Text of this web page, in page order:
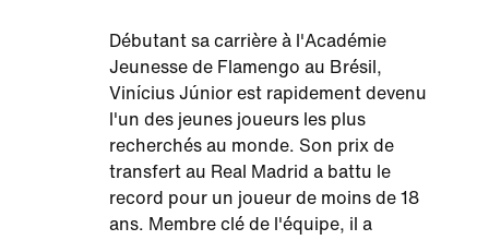
Débutant sa carrière à l'Académie
Jeunesse de Flamengo au Brésil,
Vinícius Júnior est rapidement devenu
l'un des jeunes joueurs les plus
recherchés au monde. Son prix de
transfert au Real Madrid a battu le
record pour un joueur de moins de 18
ans. Membre clé de l'équipe, il a